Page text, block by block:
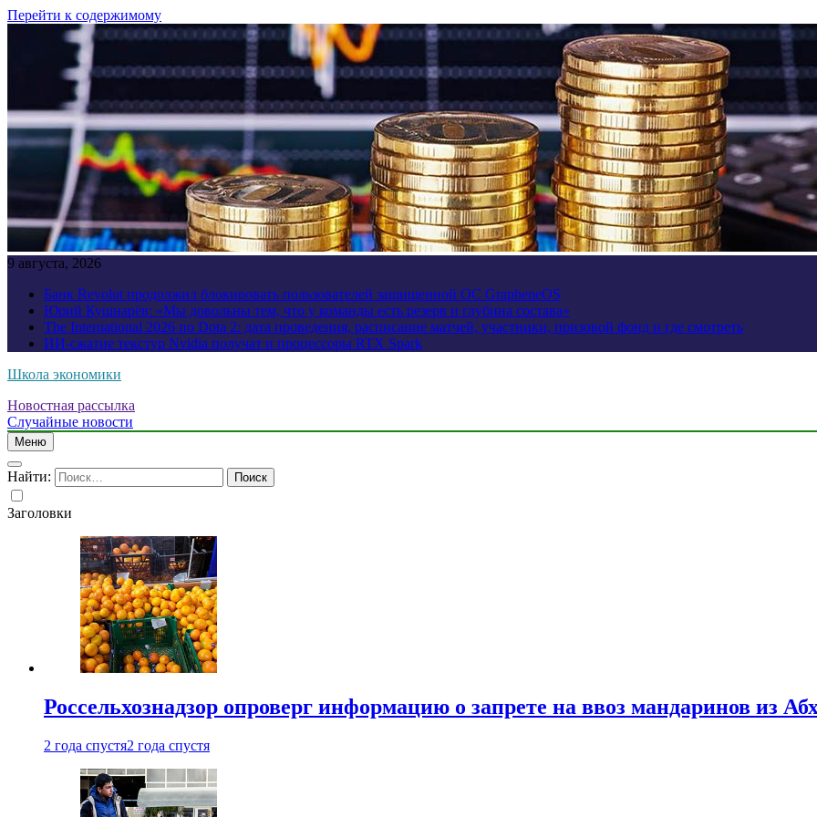
Перейти к содержимому
9 августа, 2026
Банк Revolut продолжил блокировать пользователей защищенной ОС GrapheneOS
Юрий Кушнарёв: «Мы довольны тем, что у команды есть резерв и глубина состава»
The International 2026 по Dota 2: дата проведения, расписание матчей, участники, призовой фонд и где смотреть
ИИ-сжатие текстур Nvidia получат и процессоры RTX Spark
Школа экономики
Новостная рассылка
Случайные новости
Меню
Найти:
Заголовки
Россельхознадзор опроверг информацию о запрете на ввоз мандаринов из
2 года спустя2 года спустя